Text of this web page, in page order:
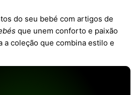
do seu bebé com artigos de
que unem conforto e paixão
a coleção que combina estilo e